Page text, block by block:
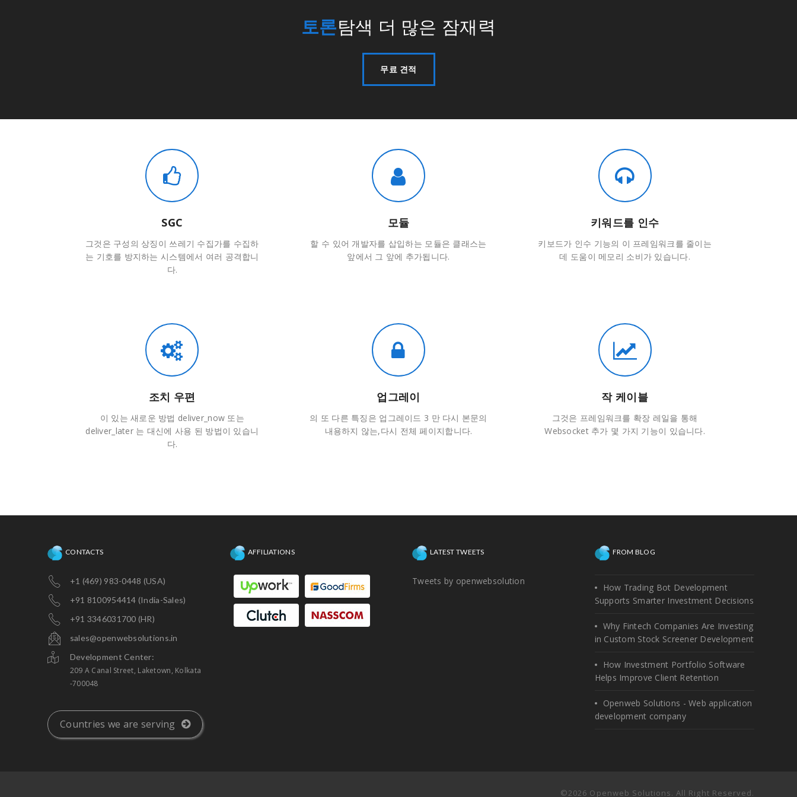
토론탐색 더 많은 잠재력
무료 견적
SGC
그것은 구성의 상징이 쓰레기 수집가를 수집하
는 기호를 방지하는 시스템에서 여러 공격합니
다.
모듈
할 수 있어 개발자를 삽입하는 모듈은 클래스는
앞에서 그 앞에 추가됩니다.
키워드를 인수
키보드가 인수 기능의 이 프레임워크를 줄이는
데 도움이 메모리 소비가 있습니다.
조치 우편
이 있는 새로운 방법 deliver_now 또는
deliver_later 는 대신에 사용 된 방법이 있습니
다.
업그레이
의 또 다른 특징은 업그레이드 3 만 다시 본문의
내용하지 않는,다시 전체 페이지합니다.
작 케이블
그것은 프레임워크를 확장 레일을 통해
Websocket 추가 몇 가지 기능이 있습니다.
CONTACTS
+1 (469) 983-0448 (USA)
+91 8100954414 (India-Sales)
+91 3346031700 (HR)
sales@openwebsolutions.in
Development Center:
209 A Canal Street, Laketown, Kolkata
-700048
Countries we are serving
AFFILIATIONS LATEST TWEETS
Tweets by openwebsolution
FROM BLOG
How Trading Bot Development
Supports Smarter Investment Decisions
Why Fintech Companies Are Investing
in Custom Stock Screener Development
How Investment Portfolio Software
Helps Improve Client Retention
Openweb Solutions - Web application
development company
©2026 Openweb Solutions. All Right Reserved.